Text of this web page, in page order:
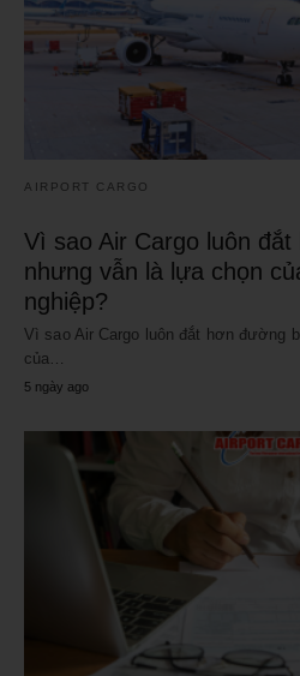
AIRPORT CARGO
Vì sao Air Cargo luôn
nhưng vẫn là lựa chọn
nghiệp?
Vì sao Air Cargo luôn đắt hơn đường
của…
5 ngày ago